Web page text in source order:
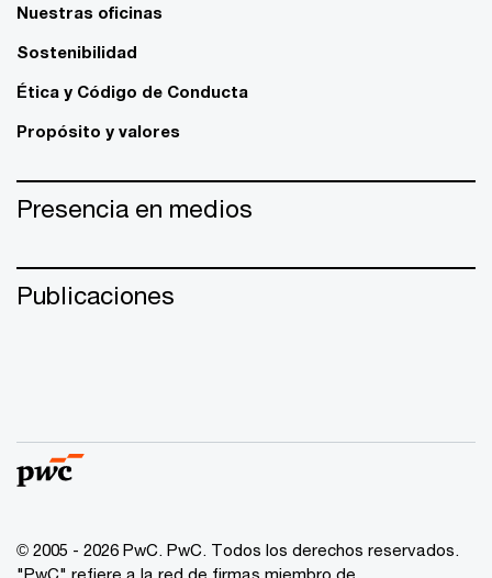
Nuestras oficinas
Sostenibilidad
Ética y Código de Conducta
Propósito y valores
Presencia en medios
Publicaciones
© 2005 - 2026 PwC. PwC. Todos los derechos reservados.
"PwC" refiere a la red de firmas miembro de